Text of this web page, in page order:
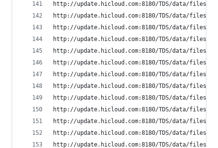
http://update.hicloud.com:8180/TDS/data/files/p9/
http://update.hicloud.com:8180/TDS/data/files/p9/
http://update.hicloud.com:8180/TDS/data/files/p9/
http://update.hicloud.com:8180/TDS/data/files/p9/
http://update.hicloud.com:8180/TDS/data/files/p9/
http://update.hicloud.com:8180/TDS/data/files/p9/
http://update.hicloud.com:8180/TDS/data/files/p9/
http://update.hicloud.com:8180/TDS/data/files/p9/
http://update.hicloud.com:8180/TDS/data/files/p9/
http://update.hicloud.com:8180/TDS/data/files/p9/
http://update.hicloud.com:8180/TDS/data/files/p9/
http://update.hicloud.com:8180/TDS/data/files/p9/
http://update.hicloud.com:8180/TDS/data/files/p9/